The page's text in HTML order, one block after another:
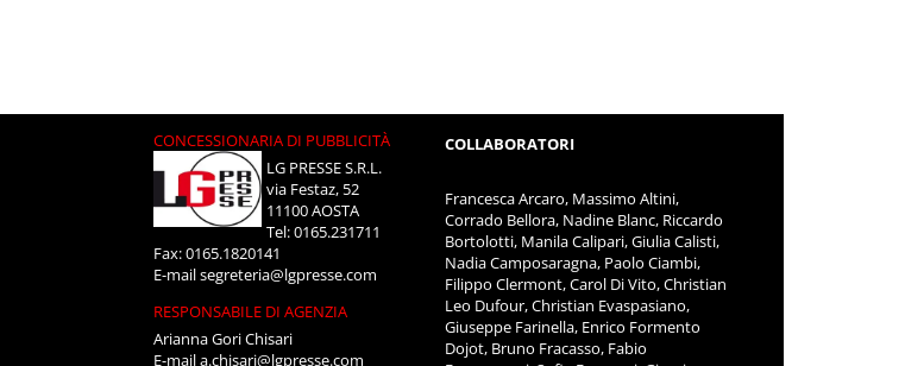
CONCESSIONARIA DI PUBBLICITÀ
LG PRESSE S.R.L.
via Festaz, 52
11100 AOSTA
Tel: 0165.231711
Fax: 0165.1820141
E-mailsegreteria@lgpresse.com
RESPONSABILE DI AGENZIA
Arianna Gori Chisari
E-maila.chisari@lgpresse.com
COLLABORATORI
Francesca Arcaro, Massimo Altini,
Corrado Bellora, Nadine Blanc, Riccardo
Bortolotti, Manila Calipari, Giulia Calisti,
Nadia Camposaragna, Paolo Ciambi,
Filippo Clermont, Carol Di Vito, Christian
Leo Dufour, Christian Evaspasiano,
Giuseppe Farinella, Enrico Formento
Dojot, Bruno Fracasso, Fabio